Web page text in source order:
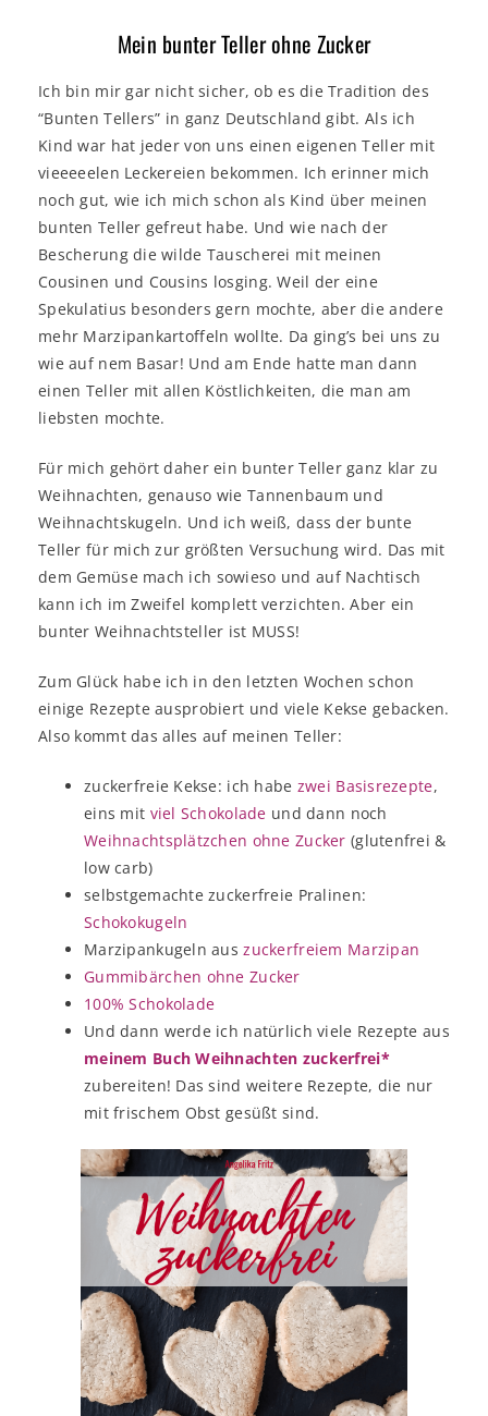
Mein bunter Teller ohne Zucker
Ich bin mir gar nicht sicher, ob es die Tradition des
“Bunten Tellers” in ganz Deutschland gibt. Als ich
Kind war hat jeder von uns einen eigenen Teller mit
vieeeeelen Leckereien bekommen. Ich erinner mich
noch gut, wie ich mich schon als Kind über meinen
bunten Teller gefreut habe. Und wie nach der
Bescherung die wilde Tauscherei mit meinen
Cousinen und Cousins losging. Weil der eine
Spekulatius besonders gern mochte, aber die andere
mehr Marzipankartoffeln wollte. Da ging’s bei uns zu
wie auf nem Basar! Und am Ende hatte man dann
einen Teller mit allen Köstlichkeiten, die man am
liebsten mochte.
Für mich gehört daher ein bunter Teller ganz klar zu
Weihnachten, genauso wie Tannenbaum und
Weihnachtskugeln. Und ich weiß, dass der bunte
Teller für mich zur größten Versuchung wird. Das mit
dem Gemüse mach ich sowieso und auf Nachtisch
kann ich im Zweifel komplett verzichten. Aber ein
bunter Weihnachtsteller ist MUSS!
Zum Glück habe ich in den letzten Wochen schon
einige Rezepte ausprobiert und viele Kekse gebacken.
Also kommt das alles auf meinen Teller:
zuckerfreie Kekse: ich habe zwei Basisrezepte,
eins mit viel Schokolade und dann noch
Weihnachtsplätzchen ohne Zucker (glutenfrei &
low carb)
selbstgemachte zuckerfreie Pralinen:
Schokokugeln
Marzipankugeln auszuckerfreiem Marzipan
Gummibärchen ohne Zucker
100% Schokolade
Und dann werde ich natürlich viele Rezepte aus
meinem Buch Weihnachten zuckerfrei*
zubereiten! Das sind weitere Rezepte, die nur
mit frischem Obst gesüßt sind.